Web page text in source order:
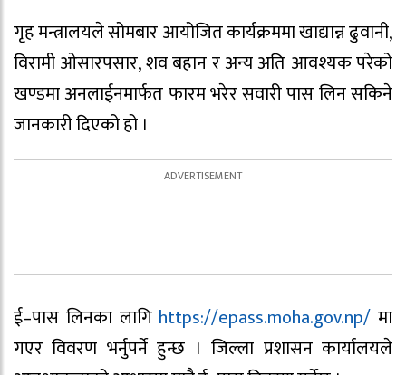
गृह मन्त्रालयले सोमबार आयोजित कार्यक्रममा खाद्यान्न ढुवानी,
विरामी ओसारपसार, शव बहान र अन्य अति आवश्यक परेको
खण्डमा अनलाईनमार्फत फारम भरेर सवारी पास लिन सकिने
जानकारी दिएको हो ।
ई–पास लिनका लागि https://epass.moha.gov.np/ मा
गएर विवरण भर्नुपर्ने हुन्छ । जिल्ला प्रशासन कार्यालयले